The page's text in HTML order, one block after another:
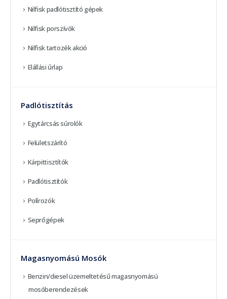
Nilfisk padlótisztító gépek
Nilfisk porszívók
Nilfisk tartozék akció
Elállási űrlap
Padlótisztítás
Egytárcsás súrolók
Felületszárító
Kárpittisztítók
Padlótisztítók
Polírozók
Seprőgépek
Magasnyomású Mosók
Benzin/diesel üzemeltetésű magasnyomású
mosóberendezések